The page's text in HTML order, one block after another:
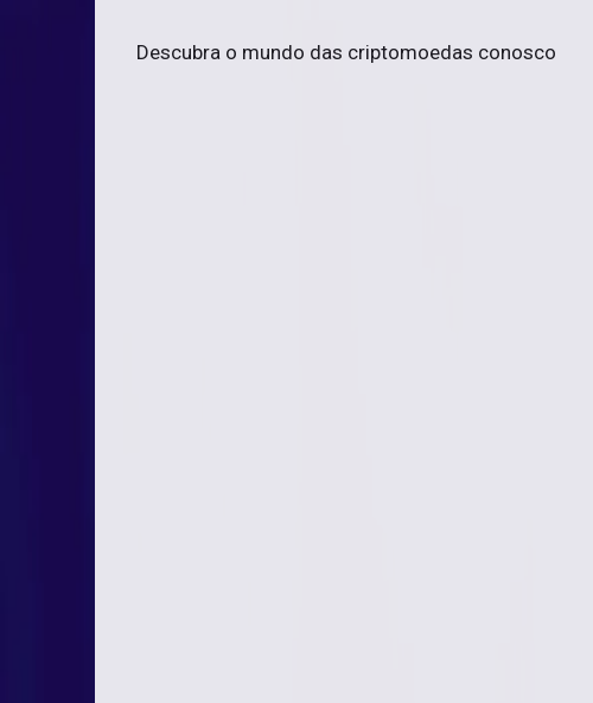
Descubra o mundo das criptomoedas conosco